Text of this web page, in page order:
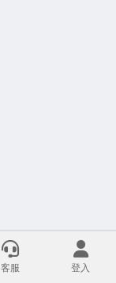
客服 登入